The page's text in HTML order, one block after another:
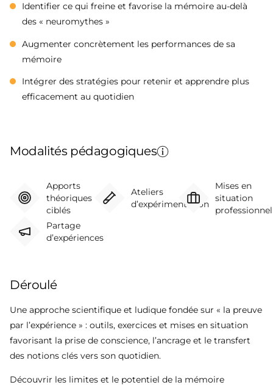
Identifier ce qui freine et favorise la mémoire au-delà
des « neuromythes »
Augmenter concrètement les performances de sa
mémoire
Intégrer des stratégies pour retenir et apprendre plus
efficacement au quotidien
Modalités pédagogiques
Apports
théoriques
ciblés
Ateliers
d’expérimentation
Mises en
situation
Partage
d’expériences
Déroulé
Une approche scientifique et ludique fondée sur « la preuve
par l’expérience » : outils, exercices et mises en situation
favorisant la prise de conscience, l’ancrage et le transfert
des notions clés vers son quotidien.
Découvrir les limites et le potentiel de la mémoire